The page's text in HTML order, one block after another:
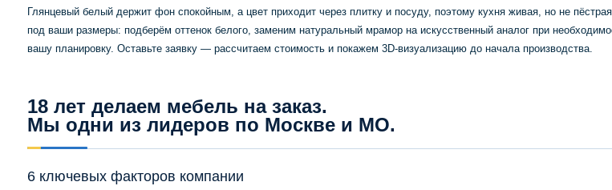
Глянцевый белый держит фон спокойным, а цвет приходит через плитку и посуду, поэтому кухня живая, но не
под ваши размеры: подберём оттенок белого, заменим натуральный мрамор на искусственный аналог при
вашу планировку. Оставьте заявку — рассчитаем стоимость и покажем 3D-визуализацию до начала производства.
18 лет делаем мебель на заказ.
Мы одни из лидеров по Москве и МО.
6 ключевых факторов компании